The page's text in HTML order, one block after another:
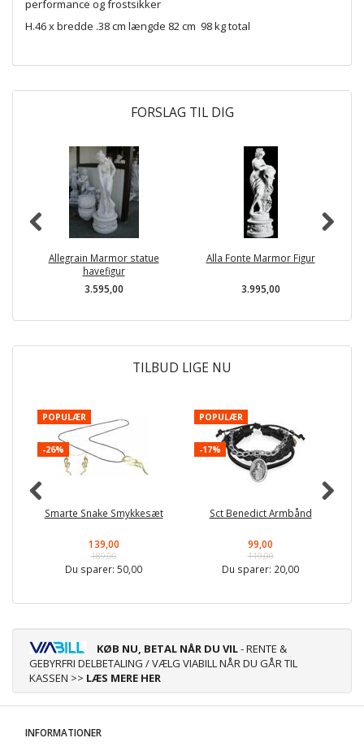
performance og frostsikker
H.46 x bredde .38 cm længde 82 cm 98 kg total
FORSLAG TIL DIG
Allegrain Marmor statue
havefigur
3.595,00
Alla Fonte Marmor Figur
3.995,00
TILBUD LIGE NU
POPULÆR
-26%
Smarte Snake Smykkesæt
139,00
189,00
Du sparer: 50,00
POPULÆR
-17%
Sct Benedict Armbånd
99,00
119,00
Du sparer: 20,00
KØB NU, BETAL NÅR DU VIL- RENTE &
GEBYRFRI DELBETALING / VÆLG VIABILL NÅR DU GÅR TIL
KASSEN >> LÆS MERE HER
INFORMATIONER